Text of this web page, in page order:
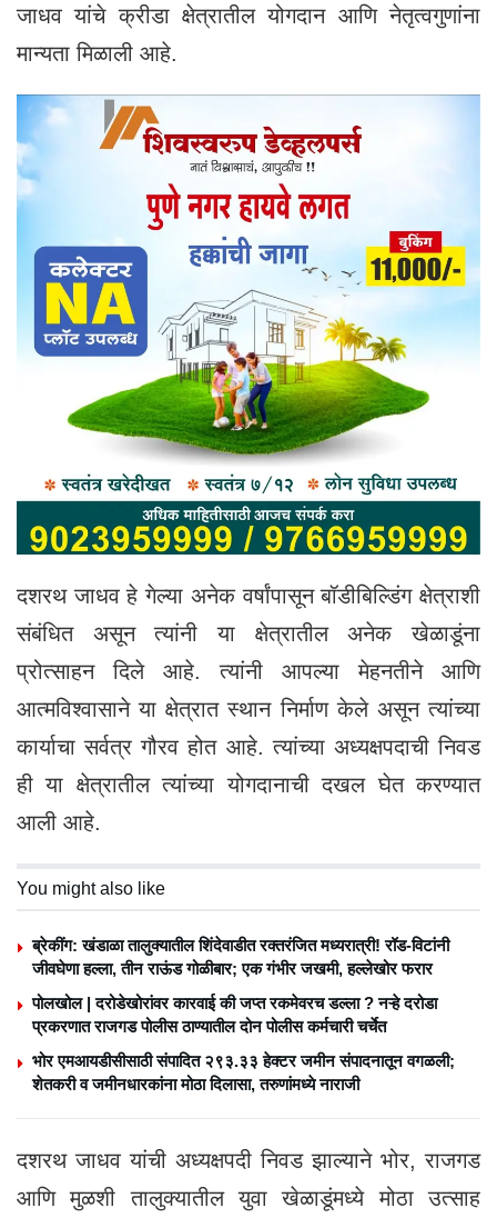
जाधव यांचे क्रीडा क्षेत्रातील योगदान आणि नेतृत्वगुणांना
मान्यता मिळाली आहे.
दशरथ जाधव हे गेल्या अनेक वर्षांपासून बॉडीबिल्डिंग क्षेत्राशी
संबंधित असून त्यांनी या क्षेत्रातील अनेक खेळाडूंना
प्रोत्साहन दिले आहे. त्यांनी आपल्या मेहनतीने आणि
आत्मविश्वासाने या क्षेत्रात स्थान निर्माण केले असून त्यांच्या
कार्याचा सर्वत्र गौरव होत आहे. त्यांच्या अध्यक्षपदाची निवड
ही या क्षेत्रातील त्यांच्या योगदानाची दखल घेत करण्यात
आली आहे.
You might also like
ब्रेकींग: खंडाळा तालुक्यातील शिंदेवाडीत रक्तरंजित मध्यरात्री! रॉड-विटांनी
जीवघेणा हल्ला, तीन राऊंड गोळीबार; एक गंभीर जखमी, हल्लेखोर फरार
पोलखोल | दरोडेखोरांवर कारवाई की जप्त रकमेवरच डल्ला ? नऱ्हे दरोडा
प्रकरणात राजगड पोलीस ठाण्यातील दोन पोलीस कर्मचारी चर्चेत
भोर एमआयडीसीसाठी संपादित २९३.३३ हेक्टर जमीन संपादनातून वगळली;
शेतकरी व जमीनधारकांना मोठा दिलासा, तरुणांमध्ये नाराजी
दशरथ जाधव यांची अध्यक्षपदी निवड झाल्याने भोर, राजगड
आणि मुळशी तालुक्यातील युवा खेळाडूंमध्ये मोठा उत्साह